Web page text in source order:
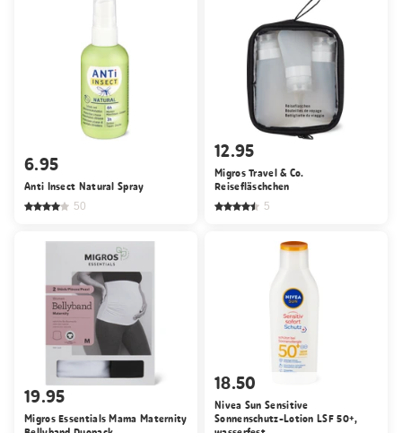
6.95
Anti Insect Natural Spray
50
12.95
Migros Travel & Co.
Reisefläschchen
5
19.95
Migros Essentials Mama Maternity
18.50
Nivea Sun Sensitive
Sonnenschutz-Lotion LSF 50+,